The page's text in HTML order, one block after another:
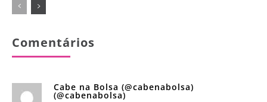
Comentários
Cabe na Bolsa (@cabenabolsa)
(@cabenabolsa)